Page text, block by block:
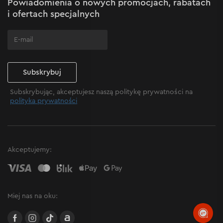
Powiadomienia o nowych promocjach, rabatach
i ofertach specjalnych
Subskrybuj
Subskrybując, akceptujesz naszą politykę prywatności na
polityka prywatności
Akceptujemy:
Miej nas na oku:
facebookinstagramTikTokAllegro